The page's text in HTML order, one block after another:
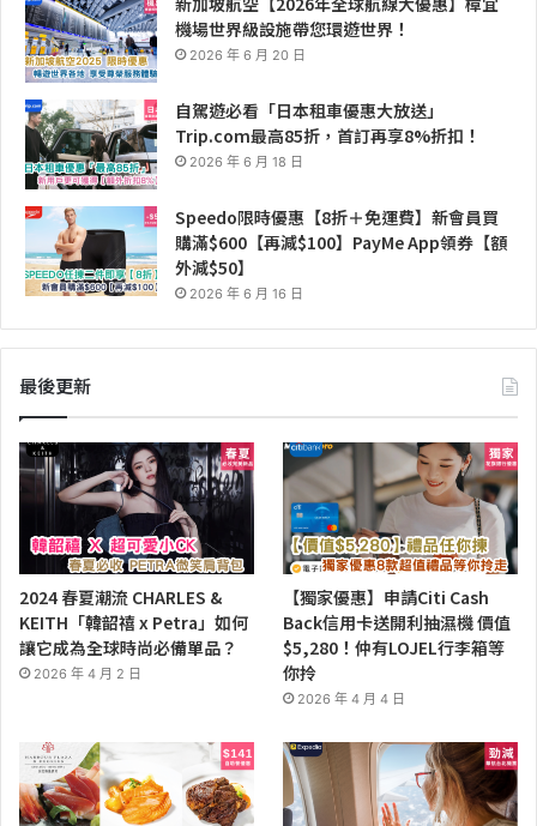
機場世界級設施帶您環遊世界！
2026 年 6 月 20 日
自駕遊必看「日本租車優惠大放送」
Trip.com最高85折，首訂再享8%折扣！
2026 年 6 月 18 日
Speedo限時優惠【8折＋免運費】新會員買
購滿$600【再減$100】PayMe App領券【額
外減$50】
2026 年 6 月 16 日
最後更新
2024 春夏潮流 CHARLES &
KEITH「韓韶禧 x Petra」如何
讓它成為全球時尚必備單品？
2026 年 4 月 2 日
【獨家優惠】申請Citi Cash
Back信用卡送開利抽濕機 價值
$5,280！仲有LOJEL行李箱等
你拎
2026 年 4 月 4 日